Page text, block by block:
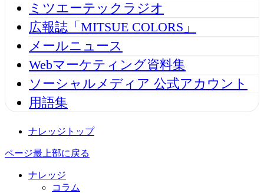
ミツエーテックラジオ
広報誌「MITSUE COLORS」
メールニュース
Webマーケティング資料集
ソーシャルメディア 公式アカウント
用語集
ナレッジトップ
ページ最上部に戻る
ナレッジ
コラム